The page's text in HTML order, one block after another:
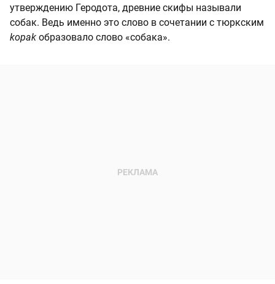
утверждению Геродота, древние скифы называли
собак. Ведь именно это слово в сочетании с тюркским
kopak образовало слово «собака».